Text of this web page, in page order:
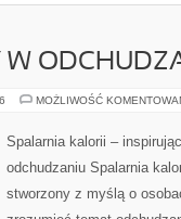
W
MOŻLIWOŚĆ
Spalarnia kalorii –
odchudzaniu Spalarnia
stworzony z myślą o